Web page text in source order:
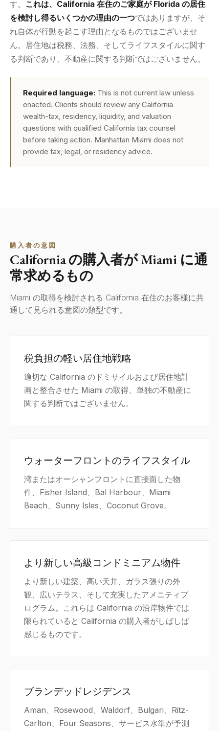
す。 これは、California 在住のご家庭が Florida の居住
を検討し得るいくつかの理由の一つではありますが、そ
れ自体が行動を起こす理由となるものではございませ
ん。居住地は税務、法務、そしてライフスタイルに関す
る判断であり、不動産に関する判断ではございません。
Required language: This is not current law unless
enacted. Clients should review any California
wealth-tax, residency, liquidity, and valuation
questions with qualified California tax counsel
before taking action. Manhattan Miami does not
provide tax, legal, or residency advice.
購入者の意図
California の購入者が Miami に通
常求めるもの
Miami の取得を検討される California 在住のお客様に共
通して見られる意図の類型です。
税負担の軽い居住地戦略
適切な California のドミサイルおよび居住地計
画と整合させた Miami の取得、単独の不動産に
関する判断ではございません。
ウォーターフロントのライフスタイル
湾またはオーシャンフロントに直接面した物
件、Fisher Island、Bal Harbour、Miami
Beach、Sunny Isles、Coconut Grove。
より新しい高級コンドミニアム物件
より新しい建築、高い天井、ガラス張りの外
観、広いテラス、そして充実したアメニティプ
ログラム。これらは California の沿岸物件では
限られていると California の購入者がしばしば
感じるものです。
ブランデッドレジデンス
Aman、Rosewood、Waldorf、Bulgari、Ritz-
Carlton、Four Seasons、サービス水準が予測